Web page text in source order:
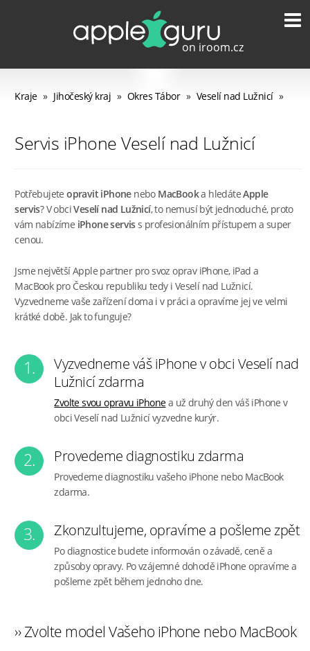
Kraje » Jihočeský kraj » Okres Tábor » Veselí nad Lužnicí »
Servis iPhone Veselí nad Lužnicí
Potřebujeteopravit iPhonenebo MacBooka hledáteApple
servis? V obciVeselí nad Lužnicí, to nemusí být jednoduché, proto
vám nabízíme iPhone serviss profesionálním přístupem a super
cenou.
Jsme největší Apple partner pro svoz oprav iPhone, iPad a
MacBook pro Českou republiku tedy i Veselí nad Lužnicí.
Vyzvedneme vaše zařízení doma i v práci a opravíme jej ve velmi
krátké době. Jak to funguje?
1.
Vyzvedneme váš iPhone v obci Veselí nad
Lužnicí zdarma
Zvolte svou opravu iPhonea už druhý den váš iPhone v
obci Veselí nad Lužnicí vyzvedne kurýr.
2. Provedeme diagnostiku zdarma
Provedeme diagnostiku vašeho iPhone nebo MacBook
zdarma.
3. Zkonzultujeme, opravíme a pošleme zpět
Po diagnostice budete informován o závadě, ceně a
způsoby opravy. Po vzájemné dohodě iPhone opravíme a
pošleme zpět během jednoho dne.
›› Zvolte model Vašeho iPhone nebo MacBook